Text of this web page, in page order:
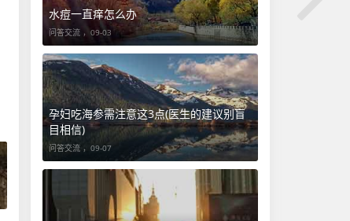
水痘一直痒怎么办
问答交流 ， 09-03
孕妇吃海参需注意这3点(医生的建议别盲
目相信)
问答交流 ， 09-07